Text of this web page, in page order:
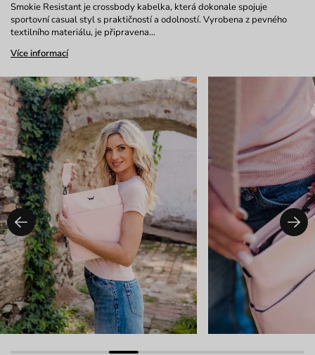
Smokie Resistant je crossbody kabelka, která dokonale spojuje
sportovní casual styl s praktičností a odolností. Vyrobena z pevného
textilního materiálu, je připravena…
Více informací